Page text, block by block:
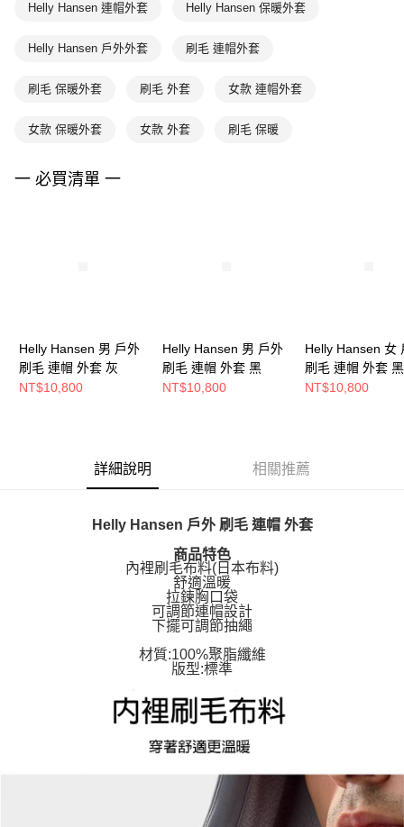
Helly Hansen 連帽外套 Helly Hansen 保暖外套
Helly Hansen 戶外外套 刷毛 連帽外套
刷毛 保暖外套 刷毛 外套 女款 連帽外套
女款 保暖外套 女款 外套 刷毛 保暖
一 必買清單 一
Helly Hansen 男 戶外
刷毛 連帽 外套 灰
NT$10,800
Helly Hansen 男 戶外
刷毛 連帽 外套 黑
NT$10,800
Helly Hansen 女
刷毛 連帽 外套 黑
NT$10,800
詳細說明 相關推薦
Helly Hansen 戶外 刷毛 連帽 外套
商品特色
內裡刷毛布料(日本布料)
舒適溫暖
拉鍊胸口袋
可調節連帽設計
下擺可調節抽繩
材質:100%聚脂纖維
版型:標準